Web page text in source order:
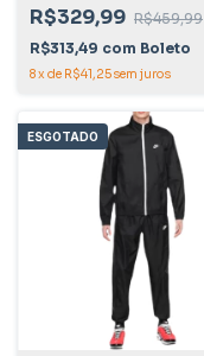
R$329,99 R$459,99
R$313,49 com Boleto
8x de R$41,25sem juros
ESGOTADO